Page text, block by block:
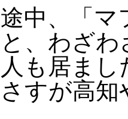
途中、「マ
と、わざ
人も居まし
さすが高